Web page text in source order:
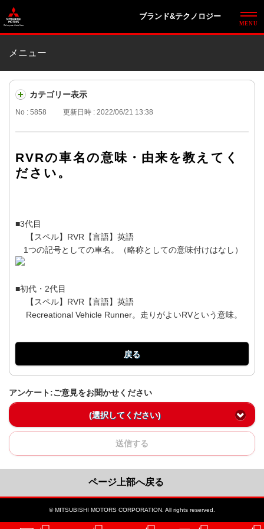
ブランド&テクノロジー
メニュー
カテゴリー表示
No : 5858 更新日時 : 2022/06/21 13:38
RVRの車名の意味・由来を教えてく
ださい。
■3代目
【スペル】RVR【言語】英語
1つの記号としての車名。（略称としての意味付けはなし）
■初代・2代目
【スペル】RVR【言語】英語
Recreational Vehicle Runner。走りがよいRVという意味。
戻る
アンケート:ご意見をお聞かせください
(選択してください)
送信する
ページ上部へ戻る
© MITSUBISHI MOTORS CORPORATION. All rights reserved.